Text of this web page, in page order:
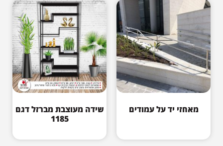
מאחזי יד על עמודים
שידה מעוצבת מברזל דגם
1185